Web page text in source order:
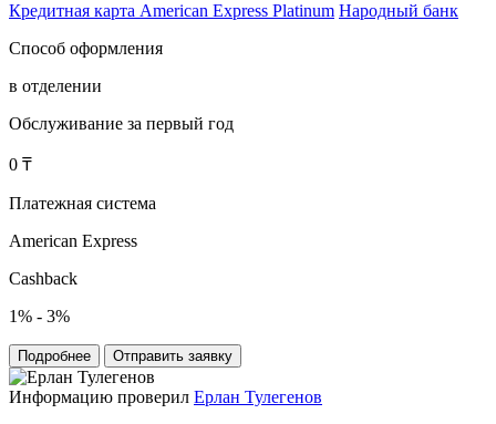
Кредитная карта American Express Platinum Народный банк
Способ оформления
в отделении
Обслуживание за первый год
0 ₸
Платежная система
American Express
Cashback
1% - 3%
Подробнее Отправить заявку
Информацию проверил Ерлан Тулегенов